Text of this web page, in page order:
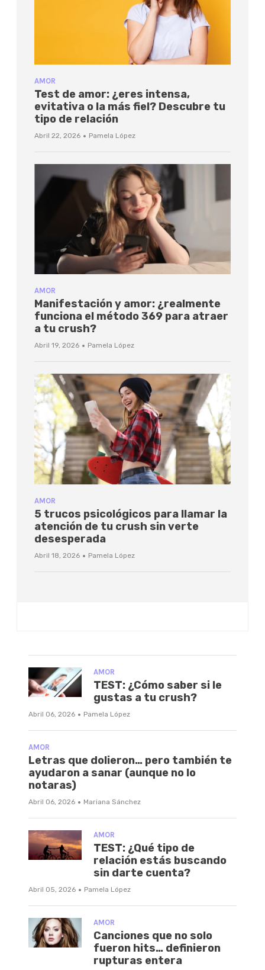
AMOR
Test de amor: ¿eres intensa,
evitativa o la más fiel? Descubre tu
tipo de relación
Abril 22, 2026 · Pamela López
AMOR
Manifestación y amor: ¿realmente
funciona el método 369 para atraer
a tu crush?
Abril 19, 2026 · Pamela López
AMOR
5 trucos psicológicos para llamar la
atención de tu crush sin verte
desesperada
Abril 18, 2026 · Pamela López
AMOR
TEST: ¿Cómo saber si le
gustas a tu crush?
Abril 06, 2026 · Pamela López
AMOR
Letras que dolieron… pero también te
ayudaron a sanar (aunque no lo
notaras)
Abril 06, 2026 · Mariana Sánchez
AMOR
TEST: ¿Qué tipo de
relación estás buscando
sin darte cuenta?
Abril 05, 2026 · Pamela López
AMOR
Canciones que no solo
fueron hits… definieron
rupturas entera